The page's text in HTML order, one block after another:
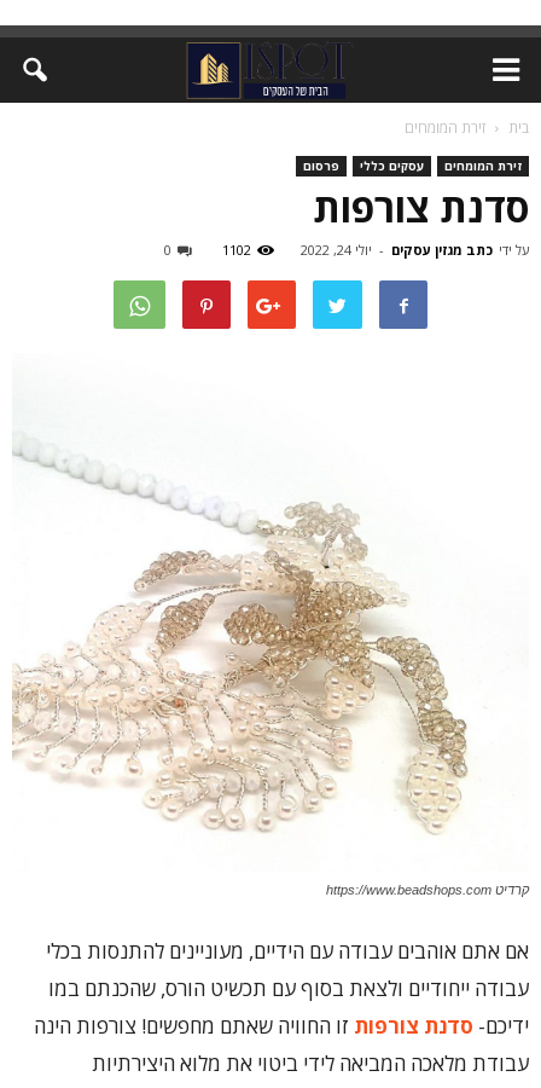
בית זירת המומחים
זירת המומחים עסקים כללי פרסום
סדנת צורפות
על ידי כתב מגזין עסקים - יולי 24, 2022 1102
0
קרדיט https://www.beadshops.com
אם אתם אוהבים עבודה עם הידיים, מעוניינים להתנסות בכלי
עבודה ייחודיים ולצאת בסוף עם תכשיט הורס, שהכנתם במו
ידיכם- סדנת צורפות זו החוויה שאתם מחפשים! צורפות הינה
עבודת מלאכה המביאה לידי ביטוי את מלוא היצירתיות